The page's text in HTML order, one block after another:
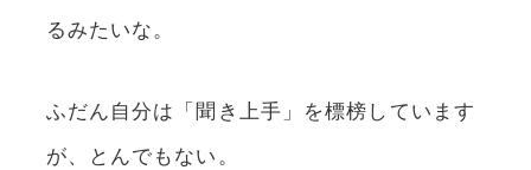
るみたいな。
ふだん自分は「聞き上手」を標榜しています
が、とんでもない。